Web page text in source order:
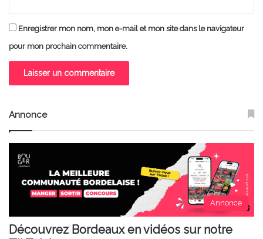
Enregistrer mon nom, mon e-mail et mon site dans le navigateur
pour mon prochain commentaire.
Annonce
Annonce
Découvrez Bordeaux en vidéos sur notre